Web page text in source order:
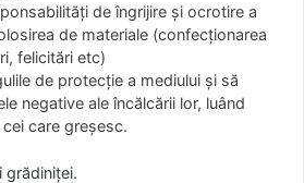
de îngrijire şi ocrotire a
de materiale (confecţionarea
felicitări etc)
de protecţie a mediului şi să
negative ale încălcării lor, luând
care greşesc.
grădiniţei.